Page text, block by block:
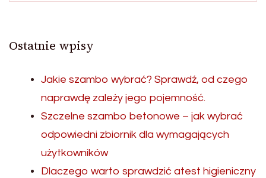
Ostatnie wpisy
Jakie szambo wybrać? Sprawdź, od czego
naprawdę zależy jego pojemność.
Szczelne szambo betonowe – jak wybrać
odpowiedni zbiornik dla wymagających
użytkowników
Dlaczego warto sprawdzić atest higieniczny